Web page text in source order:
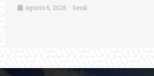
agosto 6, 2026 Geral